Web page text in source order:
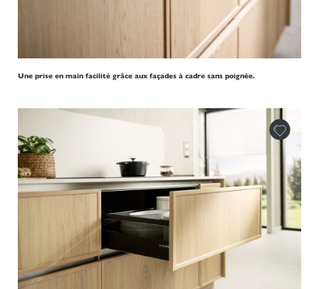
Une prise en main facilité grâce aux façades à cadre sans poignée.